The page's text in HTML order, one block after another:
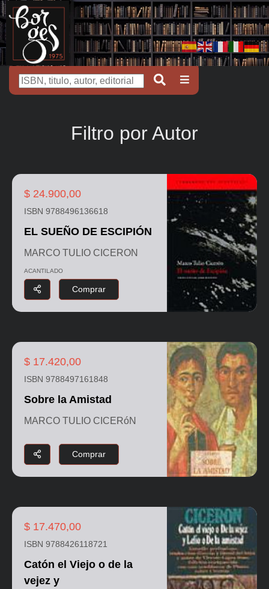
Filtro por Autor
$ 24.900,00
ISBN 9788496136618
EL SUEÑO DE ESCIPIÓN
MARCO TULIO CICERON
ACANTILADO
Comprar
$ 17.420,00
ISBN 9788497161848
Sobre la Amistad
MARCO TULIO CICERóN
Comprar
$ 17.470,00
ISBN 9788426118721
Catón el Viejo o de la
vejez y